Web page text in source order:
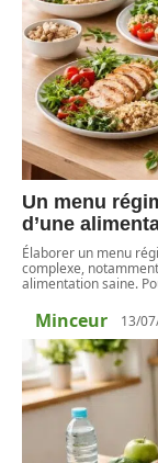
Un menu
d’une
Élaborer un menu
complexe,
alimentation saine.
Minceur 13/